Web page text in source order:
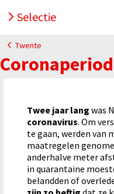
Selectie
Twente
Twee jaar lang was
coronavirus. Om
te gaan, werden van
maatregelen
anderhalve meter
in quarantaine
belandden of